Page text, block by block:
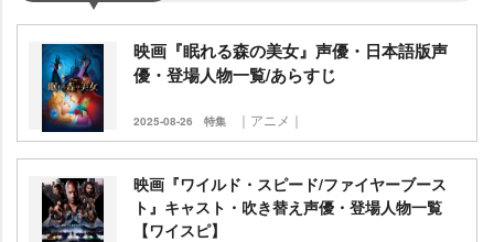
映画『眠れる森の美女』声優・日本語版声
優・登場人物一覧/あらすじ
2025-08-26 特集 ｜アニメ｜
映画『ワイルド・スピード/ファイヤーブース
ト』キャスト・吹き替え声優・登場人物一覧
【ワイスピ】